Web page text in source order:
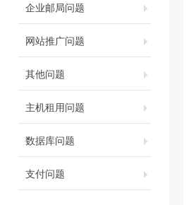
企业邮局问题
网站推广问题
其他问题
主机租用问题
数据库问题
支付问题